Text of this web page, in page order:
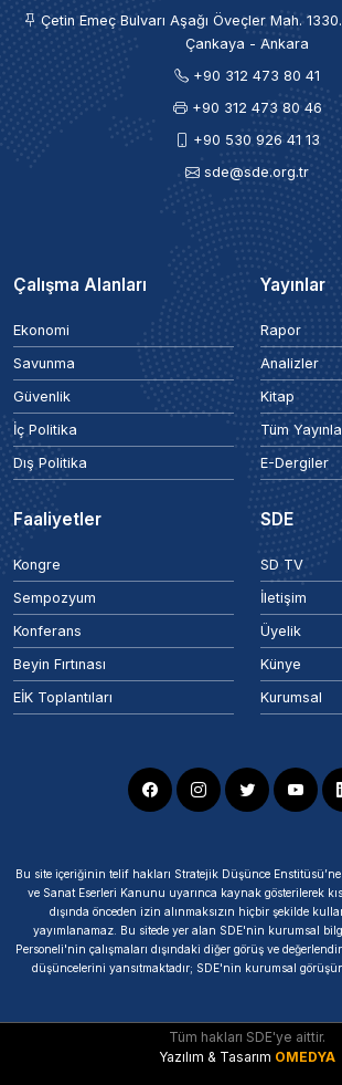
Çetin Emeç Bulvarı Aşağı Öveçler Mah.
Çankaya - Ankara
+90 312 473 80 41
+90 312 473 80 46
+90 530 926 41 13
sde@sde.org.tr
Çalışma Alanları
Ekonomi
Savunma
Güvenlik
İç Politika
Dış Politika
Yayınlar
Rapor
Analizler
Kitap
Tüm
E-Dergiler
Faaliyetler
Kongre
Sempozyum
Konferans
Beyin Fırtınası
EİK Toplantıları
SDE
SD TV
İletişim
Üyelik
Künye
Kurumsal
Bu site içeriğinin telif hakları Stratejik Düşünce
ve Sanat Eserleri Kanunu uyarınca kaynak gösterilerek
dışında önceden izin alınmaksızın hiçbir şekilde
yayımlanamaz. Bu sitede yer alan SDE'nin kurumsal
Personeli'nin çalışmaları dışındaki diğer görüş ve
düşüncelerini yansıtmaktadır; SDE'nin kurumsal
Tüm hakları SDE'ye aittir.
Yazılım & Tasarım OMEDYA